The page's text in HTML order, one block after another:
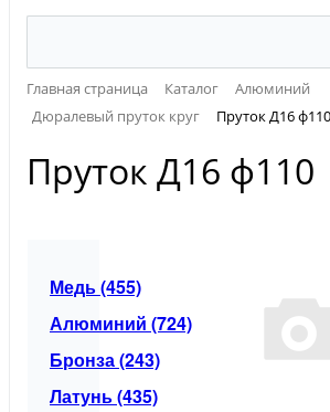
Главная страница Каталог
Алюминий
Дюралевый пруток круг
Пруток Д16 ф110
Пруток Д16 ф110
Медь (455)
Алюминий (724)
Бронза (243)
Латунь (435)